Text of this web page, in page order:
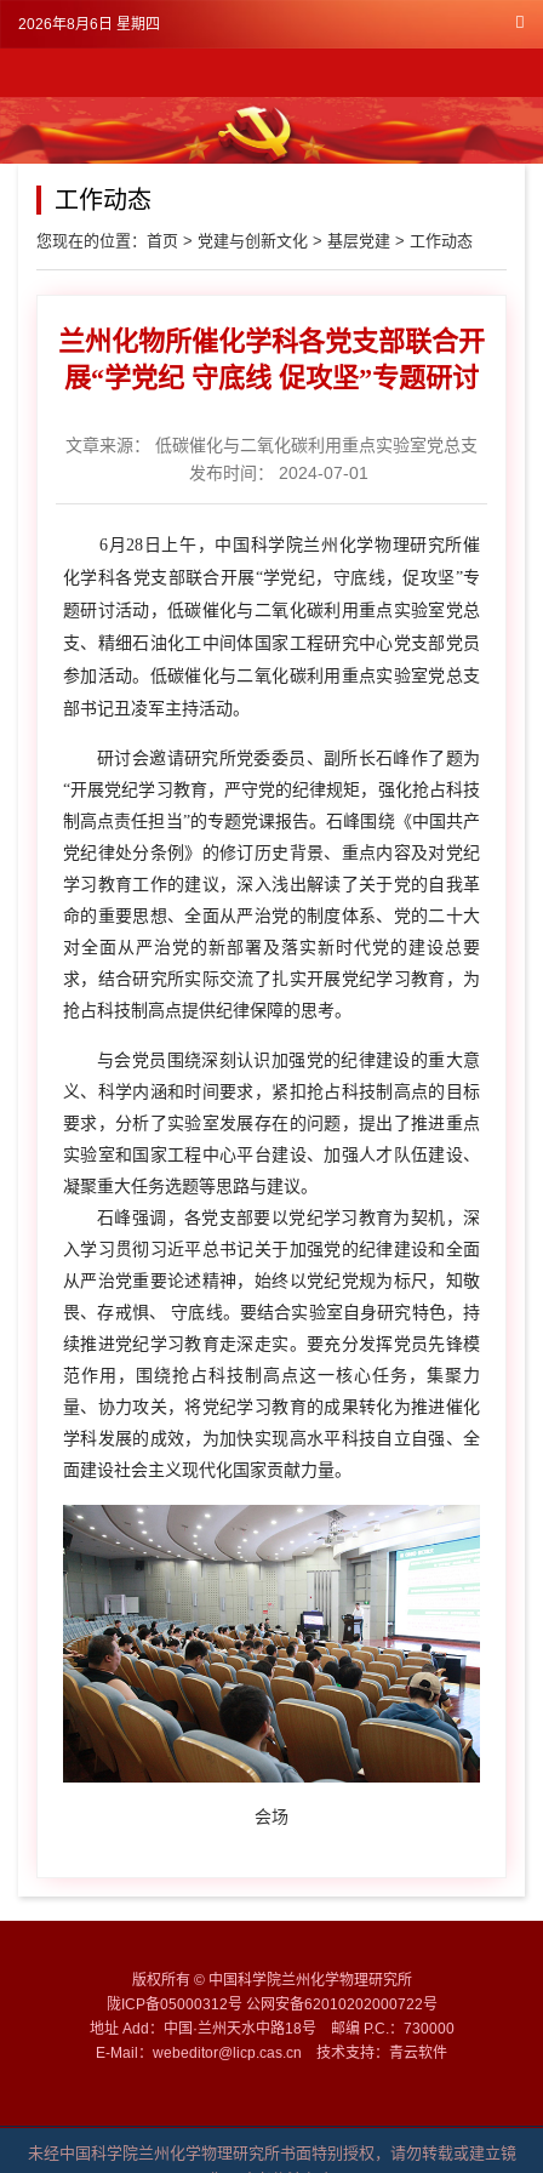
2026年8月6日 星期四
工作动态
您现在的位置： 首页 > 党建与创新文化 > 基层党建 > 工作动态
兰州化物所催化学科各党支部联合开
展“学党纪 守底线 促攻坚”专题研讨
文章来源：
低碳催化与二氧化碳利用重点实验室党总支
发布时间： 2024-07-01
6月28日上午，中国科学院兰州化学物理研究所催
化学科各党支部联合开展“学党纪，守底线，促攻坚”专
题研讨活动，低碳催化与二氧化碳利用重点实验室党总
支、精细石油化工中间体国家工程研究中心党支部党员
参加活动。低碳催化与二氧化碳利用重点实验室党总支
部书记丑凌军主持活动。
研讨会邀请研究所党委委员、副所长石峰作了题为
“开展党纪学习教育，严守党的纪律规矩，强化抢占科技
制高点责任担当”的专题党课报告。石峰围绕《中国共产
党纪律处分条例》的修订历史背景、重点内容及对党纪
学习教育工作的建议，深入浅出解读了关于党的自我革
命的重要思想、全面从严治党的制度体系、党的二十大
对全面从严治党的新部署及落实新时代党的建设总要
求，结合研究所实际交流了扎实开展党纪学习教育，为
抢占科技制高点提供纪律保障的思考。
与会党员围绕深刻认识加强党的纪律建设的重大意
义、科学内涵和时间要求，紧扣抢占科技制高点的目标
要求，分析了实验室发展存在的问题，提出了推进重点
实验室和国家工程中心平台建设、加强人才队伍建设、
凝聚重大任务选题等思路与建议。
石峰强调，各党支部要以党纪学习教育为契机，深
入学习贯彻习近平总书记关于加强党的纪律建设和全面
从严治党重要论述精神，始终以党纪党规为标尺，知敬
畏、存戒惧、 守底线。要结合实验室自身研究特色，持
续推进党纪学习教育走深走实。要充分发挥党员先锋模
范作用，围绕抢占科技制高点这一核心任务，集聚力
量、协力攻关，将党纪学习教育的成果转化为推进催化
学科发展的成效，为加快实现高水平科技自立自强、全
面建设社会主义现代化国家贡献力量。
会场
版权所有 © 中国科学院兰州化学物理研究所
陇ICP备05000312号 公网安备62010202000722号
地址 Add：中国·兰州天水中路18号 邮编 P.C.：730000
E-Mail：webeditor@licp.cas.cn 技术支持： 青云软件
未经中国科学院兰州化学物理研究所书面特别授权，请勿转载或建立镜